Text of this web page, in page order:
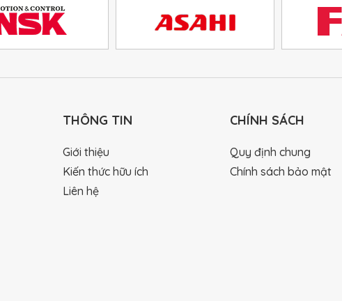
THÔNG TIN
Giới thiệu
Kiến thức hữu ích
Liên hệ
CHÍNH SÁCH
Quy định chung
Chính sách bảo mật